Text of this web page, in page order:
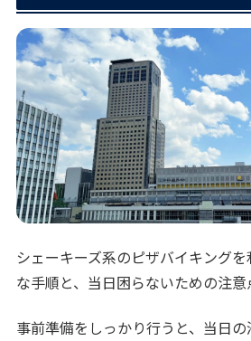
シェーキーズ系のピザバイキング
な手順と、当日困らないための注意
事前準備をしっかり行うと、当日